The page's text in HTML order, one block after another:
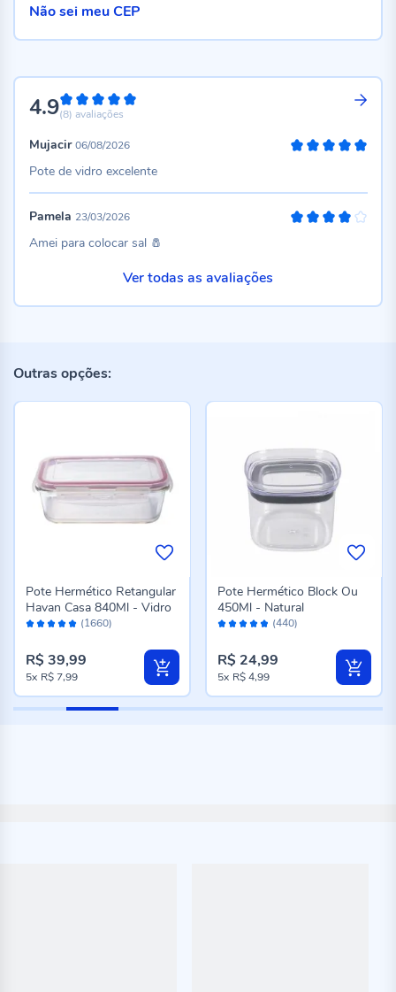
4.998%
(8) avaliações
Mujacir 06/08/2026
Pote de vidro excelente
Pamela 23/03/2026
Amei para colocar sal 🧂
Ver todas as avaliações
Não sei meu CEP
Outras opções:
Avaliação: (1660)
Pote Hermético Retangular
Havan Casa 840Ml - Vidro
R$ 39,99
5x R$ 7,99
Avaliação: (440)
Pote Hermético Block Ou
450Ml - Natural
R$ 24,99
5x R$ 4,99